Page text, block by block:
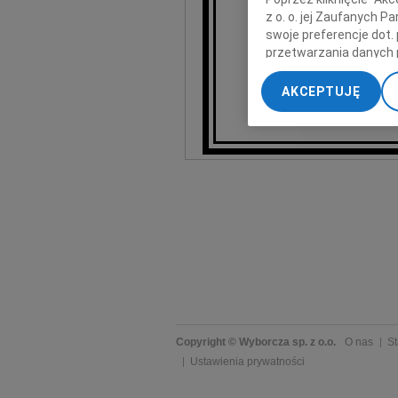
Zarząd i
Copyright © Wyborcza sp. z o.o. O nas
Ustawienia prywatności
z o. o. jej Zaufanych
swoje preferencje dot.
przetwarzania danych
„Ustawienia
My, nasi Zaufani
dokładnych danych
Przechowywanie
treści, badnie
AKCEPTUJĘ